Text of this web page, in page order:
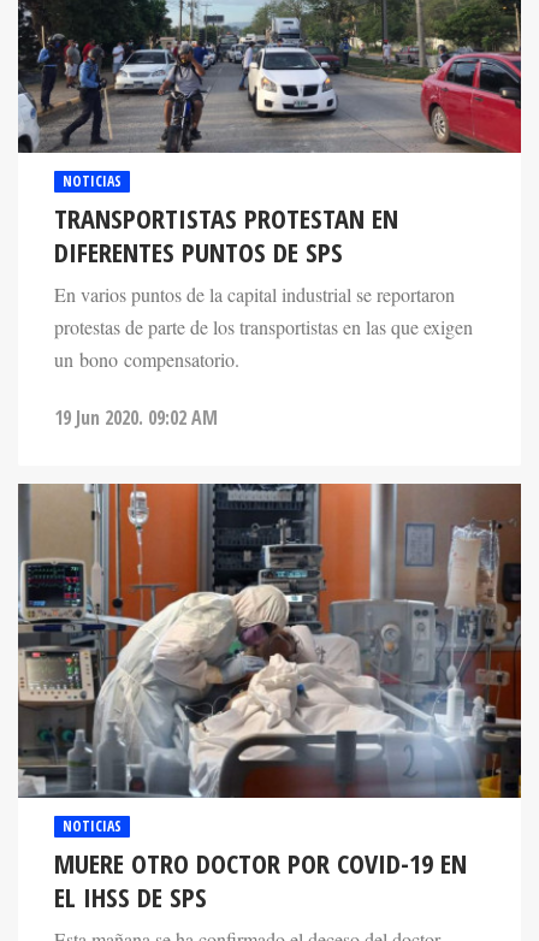
NOTICIAS
TRANSPORTISTAS PROTESTAN EN
DIFERENTES PUNTOS DE SPS
En varios puntos de la capital industrial se reportaron
protestas de parte de los transportistas en las que exigen
un bono compensatorio.
19 Jun 2020. 09:02 AM
NOTICIAS
MUERE OTRO DOCTOR POR COVID-19 EN
EL IHSS DE SPS